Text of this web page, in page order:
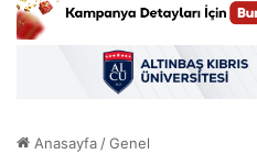
Anasayfa/Genel